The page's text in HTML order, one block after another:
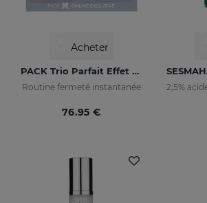
Acheter
PACK Trio Parfait Effet Liftant
Routine fermeté instantanée
76.95 €